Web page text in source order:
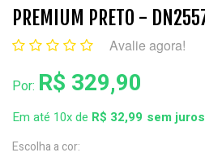
PREMIUM PRETO -
Avalie agora!
Por: R$ 329,90
Em até 10x de R$ 32,99
Escolha a cor: